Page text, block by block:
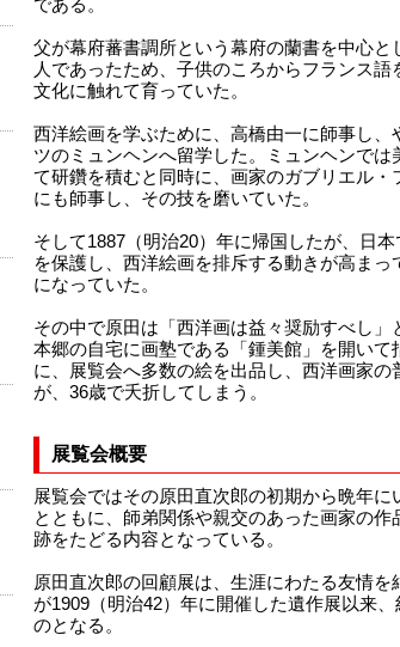
である。
父が幕府蕃書調所という幕府の蘭書を中心と
人であったため、子供のころからフランス語
文化に触れて育っていた。
西洋絵画を学ぶために、高橋由一に師事し、
ツのミュンヘンへ留学した。ミュンヘンでは
て研鑽を積むと同時に、画家のガブリエル・
にも師事し、その技を磨いていた。
そして1887（明治20）年に帰国したが、日
を保護し、西洋絵画を排斥する動きが高まっ
になっていた。
その中で原田は「西洋画は益々奨励すべし」
本郷の自宅に画塾である「鍾美館」を開いて
に、展覧会へ多数の絵を出品し、西洋画家の
が、36歳で夭折してしまう。
展覧会概要
展覧会ではその原田直次郎の初期から晩年に
とともに、師弟関係や親交のあった画家の作
跡をたどる内容となっている。
原田直次郎の回顧展は、生涯にわたる友情を
が1909（明治42）年に開催した遺作展以来、
のとなる。